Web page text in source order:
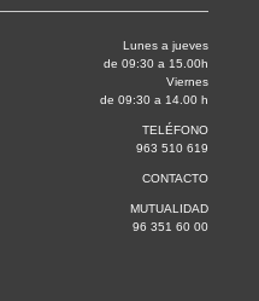
Lunes a jueves
de 09:30 a 15.00h
Viernes
de 09:30 a 14.00 h
TELÉFONO
963 510 619
CONTACTO
MUTUALIDAD
96 351 60 00